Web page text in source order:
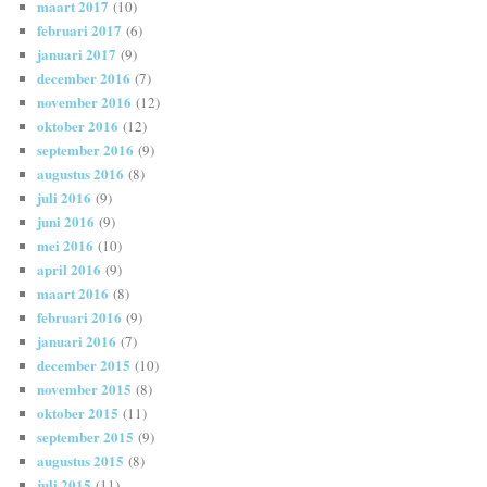
maart 2017 (10)
februari 2017 (6)
januari 2017 (9)
december 2016 (7)
november 2016 (12)
oktober 2016 (12)
september 2016 (9)
augustus 2016 (8)
juli 2016 (9)
juni 2016 (9)
mei 2016 (10)
april 2016 (9)
maart 2016 (8)
februari 2016 (9)
januari 2016 (7)
december 2015 (10)
november 2015 (8)
oktober 2015 (11)
september 2015 (9)
augustus 2015 (8)